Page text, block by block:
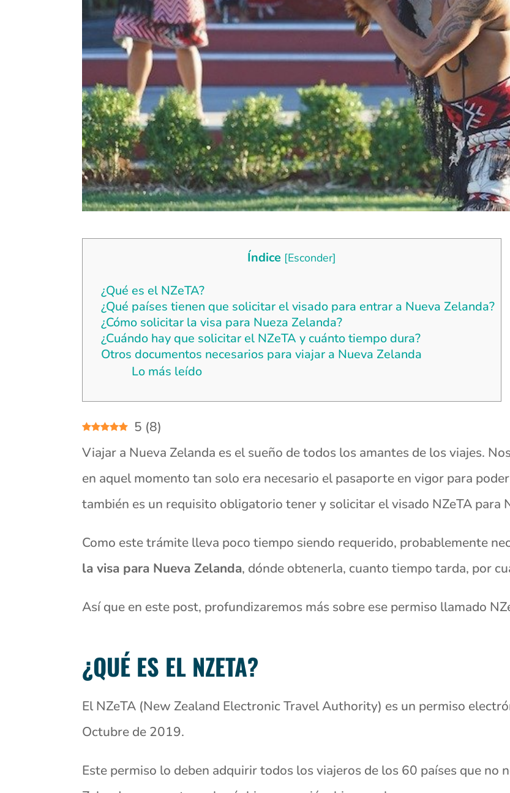
Índice [Esconder]
¿Qué es el NZeTA?
¿Qué países tienen que solicitar el visado para entrar a Nueva Zelanda?
¿Cómo solicitar la visa para Nueza Zelanda?
¿Cuándo hay que solicitar el NZeTA y cuánto tiempo dura?
Otros documentos necesarios para viajar a Nueva Zelanda
Lo más leído
5 (8)
Viajar a Nueva Zelanda es el sueño de todos los amantes de los viajes.
en aquel momento tan solo era necesario el pasaporte en vigor para
también es un requisito obligatorio tener y solicitar el visado NZeTA para
Como este trámite lleva poco tiempo siendo requerido, probablemente
la visa para Nueva Zelanda, dónde obtenerla, cuanto tiempo tarda, por
Así que en este post, profundizaremos más sobre ese permiso llamado
¿QUÉ ES EL NZETA?
El NZeTA (New Zealand Electronic Travel Authority) es un permiso
Octubre de 2019.
Este permiso lo deben adquirir todos los viajeros de los 60 países que no